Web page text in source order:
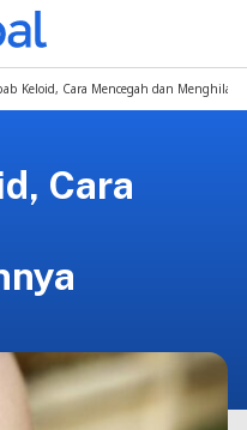
Keloid, Cara Mencegah dan
Cara